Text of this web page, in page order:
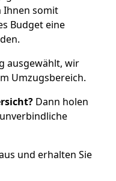
Ihnen somit
Budget eine
ausgewählt, wir
Umzugsbereich.
Dann holen
und erhalten Sie